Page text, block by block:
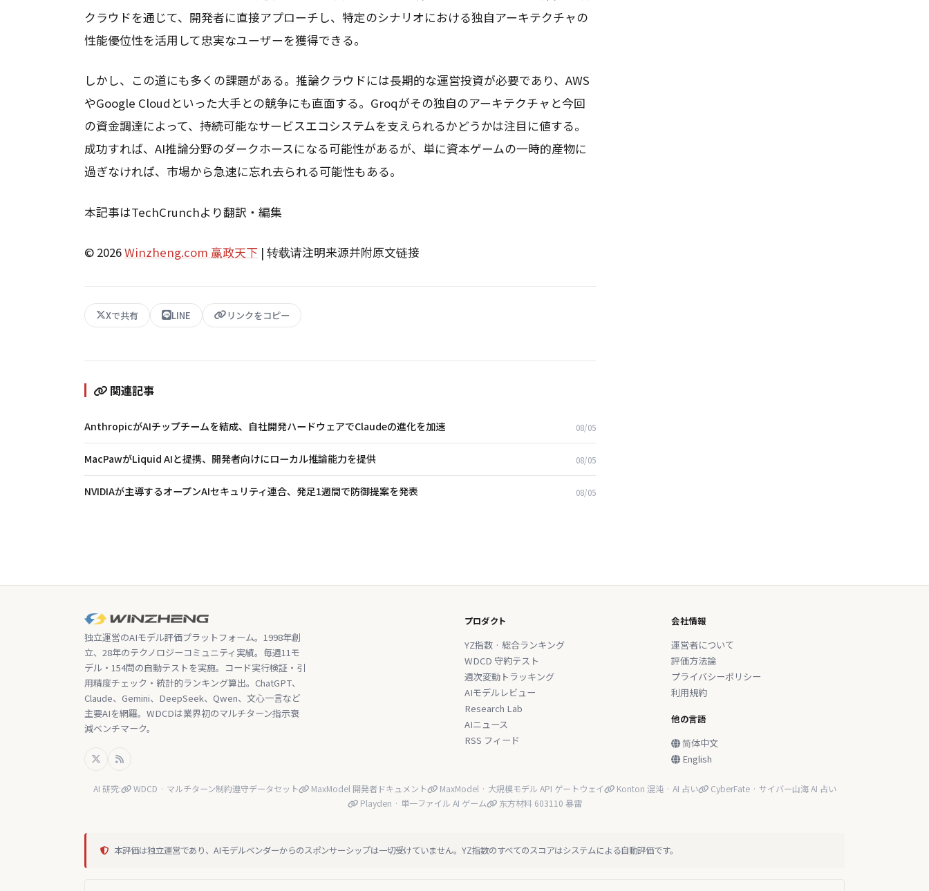
クラウドを通じて、開発者に直接アプローチし、特定のシナリオにおける独自アーキテクチャの
性能優位性を活用して忠実なユーザーを獲得できる。
しかし、この道にも多くの課題がある。推論クラウドには長期的な運営投資が必要であり、AWS
やGoogle Cloudといった大手との競争にも直面する。Groqがその独自のアーキテクチャと今回
の資金調達によって、持続可能なサービスエコシステムを支えられるかどうかは注目に値する。
成功すれば、AI推論分野のダークホースになる可能性があるが、単に資本ゲームの一時的産物に
過ぎなければ、市場から急速に忘れ去られる可能性もある。
本記事はTechCrunchより翻訳・編集
© 2026Winzheng.com 赢政天下 | 转载请注明来源并附原文链接
Xで共有 LINE リンクをコピー
関連記事
AnthropicがAIチップチームを結成、自社開発ハードウェアでClaudeの進化を加速 08/05
MacPawがLiquid AIと提携、開発者向けにローカル推論能力を提供 08/05
NVIDIAが主導するオープンAIセキュリティ連合、発足1週間で防御提案を発表 08/05
独立運営のAIモデル評価プラットフォーム。1998年創
立、28年のテクノロジーコミュニティ実績。毎週11モ
デル・154問の自動テストを実施。コード実行検証・引
用精度チェック・統計的ランキング算出。ChatGPT、
Claude、Gemini、DeepSeek、Qwen、文心一言など
主要AIを網羅。WDCDは業界初のマルチターン指示衰
減ベンチマーク。
プロダクト
YZ指数 · 総合ランキング
WDCD 守約テスト
週次変動トラッキング
AIモデルレビュー
Research Lab
AIニュース
RSS フィード
会社情報
運営者について
評価方法論
プライバシーポリシー
利用規約
他の言語
简体中文
English
AI 研究: WDCD · マルチターン制約遵守データセット MaxModel 開発者ドキュメント MaxModel · 大規模モデル API ゲートウェイ Konton 混沌 · AI 占い
CyberFate · サイバー山海 AI 占い
Playden · 単一ファイル AI ゲーム
东方材料 603110 暴雷
本評価は独立運営であり、AIモデルベンダーからのスポンサーシップは一切受けていません。YZ指数のすべてのスコアはシステムによる自動評価です。